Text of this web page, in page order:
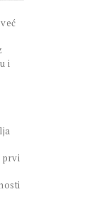
i
prvi